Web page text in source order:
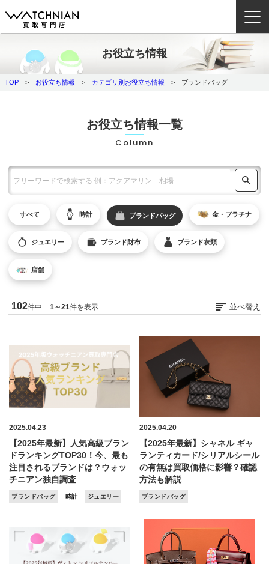
ウォッチニアン買取専門店とは？
ブランドから探す
買取方法
店舗一覧
お役立ち情報
お問い合わせ
(11:00～20:00年中無休)
24時間受付中！
メール査定はこちらから
お役立ち情報
TOP お役立ち情報 カテゴリ別お役立ち情報 ブランドバッグ
お役立ち情報一覧
Column
すべて 時計 ブランドバッグ 金・プラチナ
ジュエリー ブランド財布 ブランド衣類
店舗
102件中 1～21件を表示 並べ替え
2025.04.23
【2025年最新】人気高級ブラン
ドランキングTOP30！今、最も
注目されるブランドは？ウォッ
チニアン独自調査
ブランドバッグ 時計 ジュエリー
2025.04.20
【2025年最新】シャネル ギャ
ランティカード/シリアルシール
の有無は買取価格に影響？確認
方法も解説
ブランドバッグ